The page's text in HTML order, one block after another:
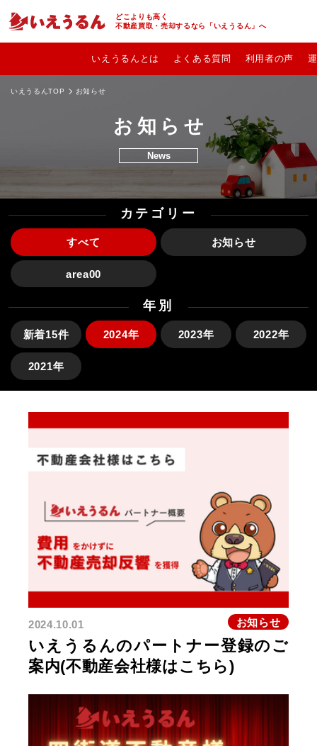
どこよりも高く
不動産買取・売却するなら「いえうるん」へ
いえうるんとは よくある質問 利用者の声
いえうるんTOP お知らせ
お知らせ
News
カテゴリー
すべて お知らせ
area00
年別
新着15件 2024年 2023年 2022年
2021年
いえうるんのパートナー登録のご
案内(不動産会社様はこちら)
2024.10.01 お知らせ